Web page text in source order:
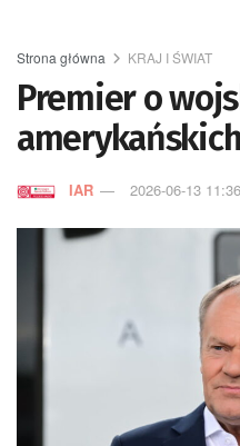
Strona główna KRAJ I ŚWIAT
Premier o
IAR 2026-06-13 11:36